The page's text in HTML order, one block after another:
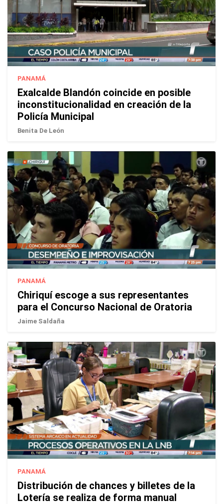
PANAMÁ
Exalcalde Blandón coincide en posible
inconstitucionalidad en creación de la
Policía Municipal
Benita De León
PANAMÁ
Chiriquí escoge a sus representantes
para el Concurso Nacional de Oratoria
Jaime Saldaña
PANAMÁ
Distribución de chances y billetes de la
Lotería se realiza de forma manual